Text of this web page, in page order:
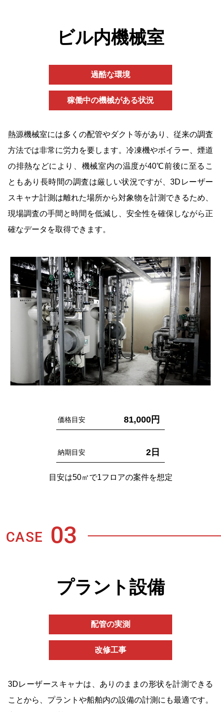
ビル内機械室
過酷な環境
稼働中の機械がある状況
熱源機械室には多くの配管やダクト等があり、従来の調査
方法では非常に労力を要します。冷凍機やボイラー、煙道
の排熱などにより、機械室内の温度が40℃前後に至るこ
ともあり長時間の調査は厳しい状況ですが、3Dレーザー
スキャナ計測は離れた場所から対象物を計測できるため、
現場調査の手間と時間を低減し、安全性を確保しながら正
確なデータを取得できます。
価格目安 81,000円
納期目安 2日
目安は50㎡で1フロアの案件を想定
CASE 03
プラント設備
配管の実測
改修工事
3Dレーザースキャナは、ありのままの形状を計測できる
ことから、プラントや船舶内の設備の計測にも最適です。